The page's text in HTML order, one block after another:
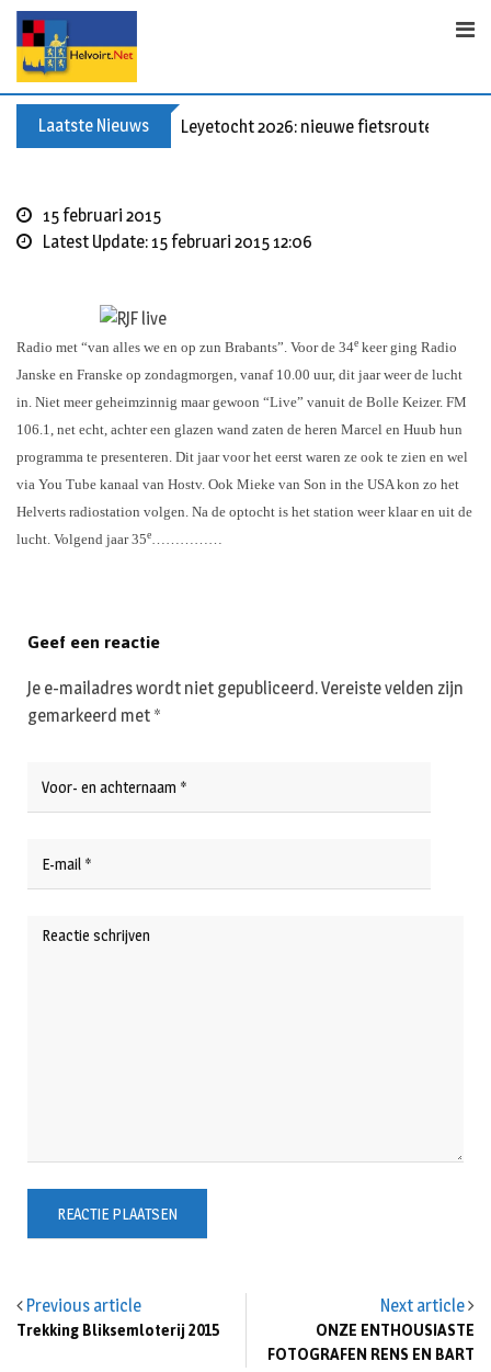
Skip
content
Laatste Nieuws Leyetocht 2026: nieuwe fietsroutes
15 februari 2015
Latest Update: 15 februari 2015 12:06
Radio met “van alles we en op zun Brabants”. Voor de 34e keer ging Radio
Janske en Franske op zondagmorgen, vanaf 10.00 uur, dit jaar weer de lucht
in. Niet meer geheimzinnig maar gewoon “Live” vanuit de Bolle Keizer. FM
106.1, net echt, achter een glazen wand zaten de heren Marcel en Huub hun
programma te presenteren. Dit jaar voor het eerst waren ze ook te zien en wel
via You Tube kanaal van Hostv. Ook Mieke van Son in the USA kon zo het
Helverts radiostation volgen. Na de optocht is het station weer klaar en uit de
lucht. Volgend jaar 35e……………
Previous article
Trekking Bliksemloterij 2015
Next article
ONZE ENTHOUSIASTE
FOTOGRAFEN RENS EN BART
Geef een reactie
Je e-mailadres wordt niet gepubliceerd.Vereiste velden zijn
gemarkeerd met *